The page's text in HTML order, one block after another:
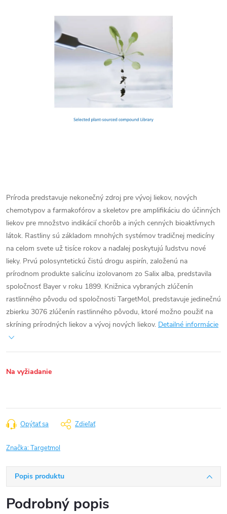
Príroda predstavuje nekonečný zdroj pre vývoj liekov, nových
chemotypov a farmakofórov a skeletov pre amplifikáciu do účinných
liekov pre množstvo indikácií chorôb a iných cenných bioaktívnych
látok. Rastliny sú základom mnohých systémov tradičnej medicíny
na celom svete už tisíce rokov a naďalej poskytujú ľudstvu nové
lieky. Prvú polosyntetickú čistú drogu aspirín, založenú na
prírodnom produkte salicínu izolovanom zo Salix alba, predstavila
spoločnosť Bayer v roku 1899. Knižnica vybraných zlúčenín
rastlinného pôvodu od spoločnosti TargetMol, predstavuje jedinečnú
zbierku 3076 zlúčenín rastlinného pôvodu, ktoré možno použiť na
skríning prírodných liekov a vývoj nových liekov. Detailné informácie
Na vyžiadanie
Opýtať sa Zdieľať
Značka:Targetmol
Popis produktu
Podrobný popis